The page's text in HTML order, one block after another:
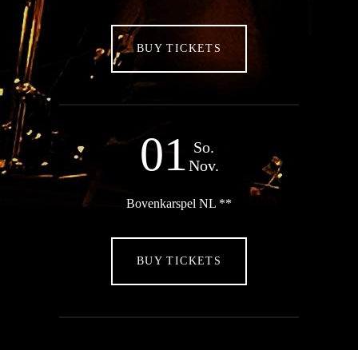
BUY TICKETS
01 So.
Nov.
Bovenkarspel NL **
BUY TICKETS